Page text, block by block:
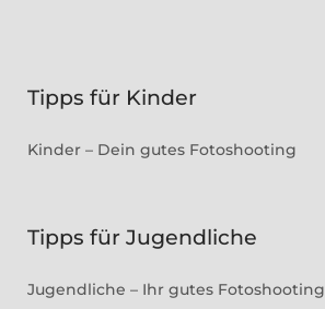
Tipps für Kinder
Kinder – Dein gutes Fotoshooting
Tipps für Jugendliche
Jugendliche – Ihr gutes Fotoshooting